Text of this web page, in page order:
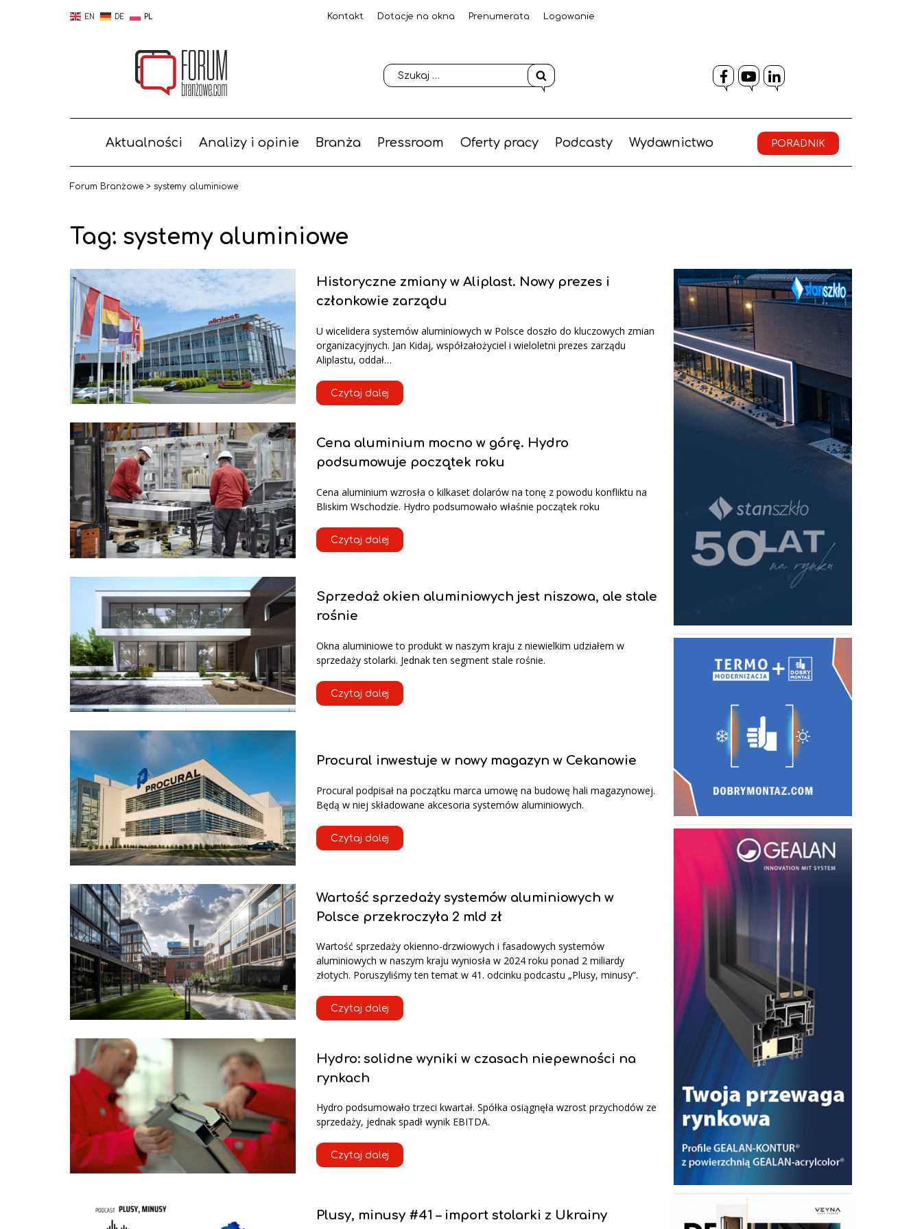
EN DE PL Kontakt Dotacje na okna Prenumerata Logowanie
Facebook
YouTube
LinkedIn
Aktualności Analizy i opinie Branża Pressroom Oferty pracy Podcasty Wydawnictwo PORADNIK
Forum Branżowe > systemy aluminiowe
Tag: systemy aluminiowe
Historyczne zmiany w Aliplast. Nowy prezes i
członkowie zarządu
U wicelidera systemów aluminiowych w Polsce doszło do kluczowych zmian
organizacyjnych. Jan Kidaj, współzałożyciel i wieloletni prezes zarządu
Aliplastu, oddał…
Czytaj dalej
Cena aluminium mocno w górę. Hydro
podsumowuje początek roku
Cena aluminium wzrosła o kilkaset dolarów na tonę z powodu konfliktu na
Bliskim Wschodzie. Hydro podsumowało właśnie początek roku
Czytaj dalej
Sprzedaż okien aluminiowych jest niszowa, ale stale
rośnie
Okna aluminiowe to produkt w naszym kraju z niewielkim udziałem w
sprzedaży stolarki. Jednak ten segment stale rośnie.
Czytaj dalej
Procural inwestuje w nowy magazyn w Cekanowie
Procural podpisał na początku marca umowę na budowę hali magazynowej.
Będą w niej składowane akcesoria systemów aluminiowych.
Czytaj dalej
Wartość sprzedaży systemów aluminiowych w
Polsce przekroczyła 2 mld zł
Wartość sprzedaży okienno-drzwiowych i fasadowych systemów
aluminiowych w naszym kraju wyniosła w 2024 roku ponad 2 miliardy
złotych. Poruszyliśmy ten temat w 41. odcinku podcastu „Plusy, minusy”.
Czytaj dalej
Hydro: solidne wyniki w czasach niepewności na
rynkach
Hydro podsumowało trzeci kwartał. Spółka osiągnęła wzrost przychodów ze
sprzedaży, jednak spadł wynik EBITDA.
Czytaj dalej
Plusy, minusy #41 – import stolarki z Ukrainy